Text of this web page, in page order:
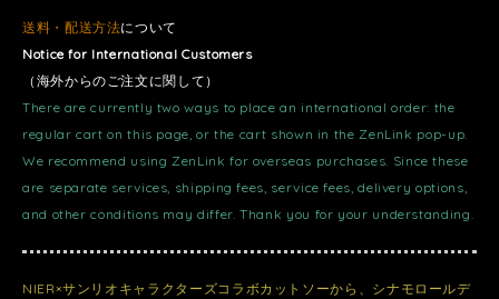
送料・配送方法について
Notice for International Customers
（海外からのご注文に関して）
There are currently two ways to place an international order: the
regular cart on this page, or the cart shown in the ZenLink pop-up.
We recommend using ZenLink for overseas purchases. Since these
are separate services, shipping fees, service fees, delivery options,
and other conditions may differ. Thank you for your understanding.
NIER×サンリオキャラクターズコラボカットソーから、シナモロールデ